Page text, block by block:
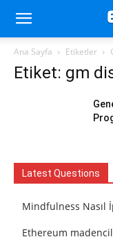
Ana Sayfa Etiketler
Etiket: gm
Latest Questions
Mindfulness Nasıl
Ethereum